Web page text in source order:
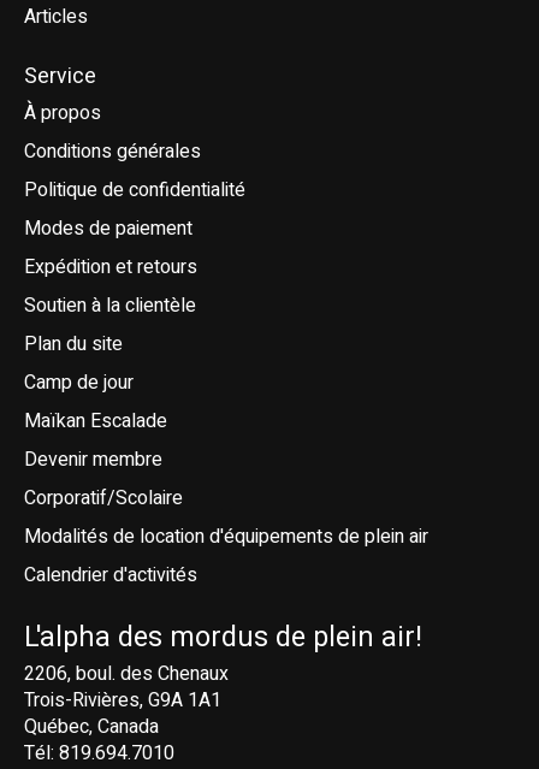
Articles
Service
À propos
Conditions générales
Politique de confidentialité
Modes de paiement
Expédition et retours
Soutien à la clientèle
Plan du site
Camp de jour
Maïkan Escalade
Devenir membre
Corporatif/Scolaire
Modalités de location d'équipements de plein air
Calendrier d'activités
L'alpha des mordus de plein air!
2206, boul. des Chenaux
Trois-Rivières, G9A 1A1
Québec, Canada
Tél: 819.694.7010